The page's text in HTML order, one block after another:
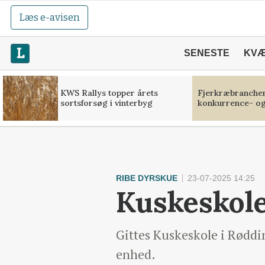
Læs e-avisen
SENESTE
KWS Rallys topper årets
sortsforsøg i vinterbyg
konkurrence-
RIBE DYRSKUE 23-07-2025 14:25
Gittes Kuskeskole i
enhed.